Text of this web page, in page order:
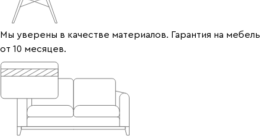
Мы уверены в качестве материалов. Гарантия на мебель
от 10 месяцев.